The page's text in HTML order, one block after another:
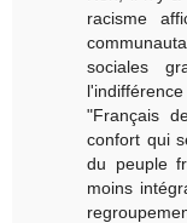
racisme
sociales
"Français
confort qui
du peuple
moins